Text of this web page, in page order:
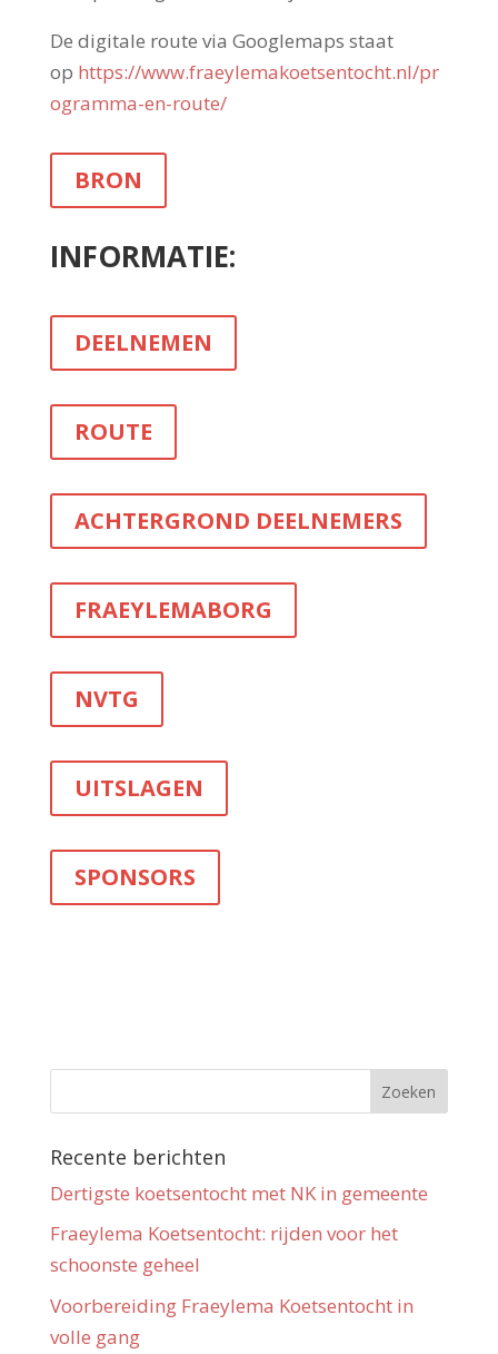
De digitale route via Googlemaps staat
op https://www.fraeylemakoetsentocht.nl/pr
ogramma-en-route/
BRON
INFORMATIE:
DEELNEMEN
ROUTE
ACHTERGROND DEELNEMERS
FRAEYLEMABORG
NVTG
UITSLAGEN
SPONSORS
Recente berichten
Dertigste koetsentocht met NK in gemeente
Fraeylema Koetsentocht: rijden voor het
schoonste geheel
Voorbereiding Fraeylema Koetsentocht in
volle gang